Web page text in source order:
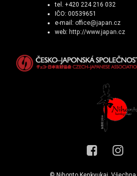
tel. +420 224 216 032
IČO: 00539651
e-mail: office@japan.cz
web: http://www.japan.cz